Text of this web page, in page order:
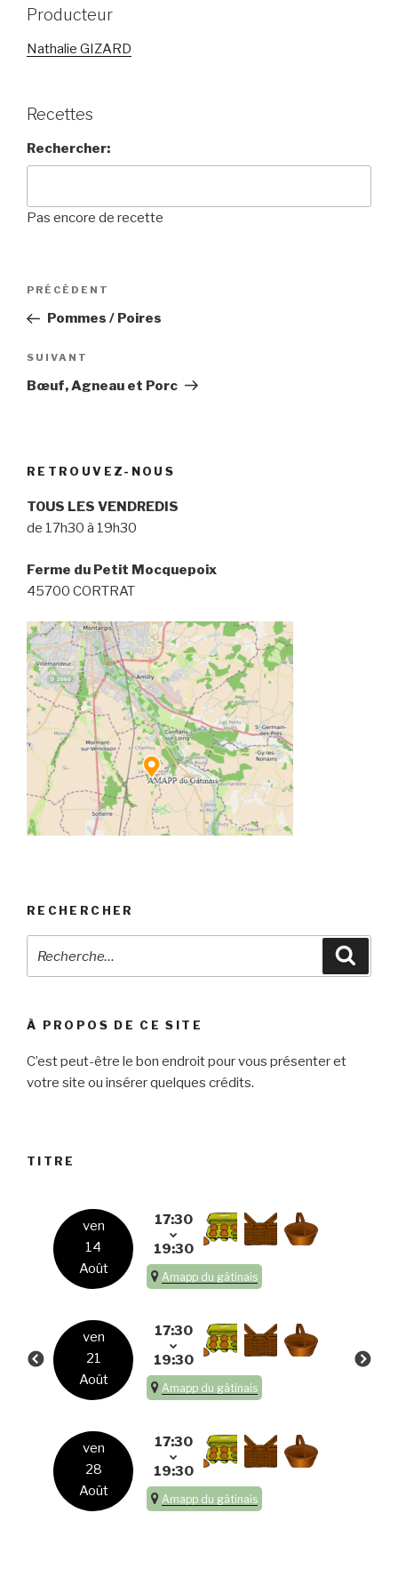
Producteur
Nathalie GIZARD
Recettes
Rechercher:
Pas encore de recette
Navigation
l’article
Article
précédent
PRÉCÉDENT
Pommes / Poires
Article
suivant
SUIVANT
Bœuf, Agneau et Porc
RETROUVEZ-NOUS
TOUS LES VENDREDIS
de 17h30 à 19h30
Ferme du Petit Mocquepoix
45700 CORTRAT
RECHERCHER
pour
À PROPOS DE CE SITE
C’est peut-être le bon endroit pour vous présenter et
votre site ou insérer quelques crédits.
TITRE
ven
14
Août
17:30
19:30
Amapp du gâtinais
ven
21
Août
17:30
19:30
Amapp du gâtinais
ven
28
Août
17:30
19:30
Amapp du gâtinais